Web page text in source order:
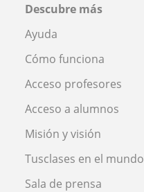
Descubre más
Ayuda
Cómo funciona
Acceso profesores
Acceso a alumnos
Misión y visión
Tusclases en el mundo
Sala de prensa